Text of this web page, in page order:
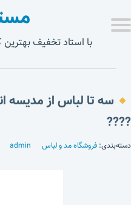
با استاد تخفیف
سه تا لباس از مدیسه
????
دسته‌بندی: فروشگاه مد و لباس admin